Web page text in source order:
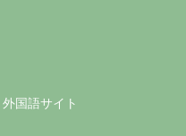
外国語サイト